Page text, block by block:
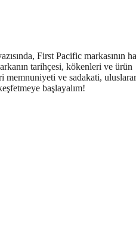
First Pacific markasının
tarihçesi, kökenleri ve ürün
memnuniyeti ve sadakati,
başlayalım!